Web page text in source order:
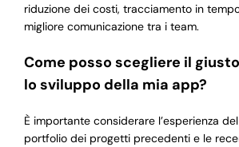
riduzione dei costi, tracciamento in
migliore comunicazione tra i team.
Come posso scegliere il
lo sviluppo della mia app?
È importante considerare l’esperienza
portfolio dei progetti precedenti e le